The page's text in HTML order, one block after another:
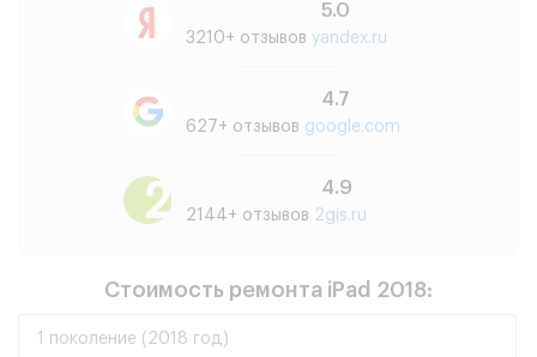
5.0
3210+ отзывов yandex.ru
4.7
627+ отзывов google.com
4.9
2144+ отзывов 2gis.ru
Стоимость ремонта iPad 2018:
1 поколение (2018 год)